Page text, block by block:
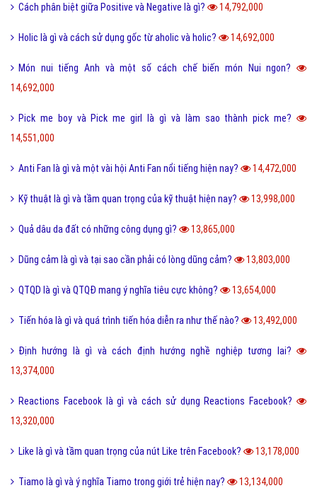
Cách phân biệt giữa Positive và Negative là gì? 14,792,000
Holic là gì và cách sử dụng gốc từ aholic và holic? 14,692,000
Món nui tiếng Anh và một số cách chế biến món Nui ngon?
14,692,000
Pick me boy và Pick me girl là gì và làm sao thành pick me?
14,551,000
Anti Fan là gì và một vài hội Anti Fan nổi tiếng hiện nay? 14,472,000
Kỹ thuật là gì và tầm quan trọng của kỹ thuật hiện nay? 13,998,000
Quả dâu da đất có những công dụng gì? 13,865,000
Dũng cảm là gì và tại sao cần phải có lòng dũng cảm? 13,803,000
QTQD là gì và QTQĐ mang ý nghĩa tiêu cực không? 13,654,000
Tiến hóa là gì và quá trình tiến hóa diễn ra như thế nào? 13,492,000
Định hướng là gì và cách định hướng nghề nghiệp tương lai?
13,374,000
Reactions Facebook là gì và cách sử dụng Reactions Facebook?
13,320,000
Like là gì và tầm quan trọng của nút Like trên Facebook? 13,178,000
Tiamo là gì và ý nghĩa Tiamo trong giới trẻ hiện nay? 13,134,000